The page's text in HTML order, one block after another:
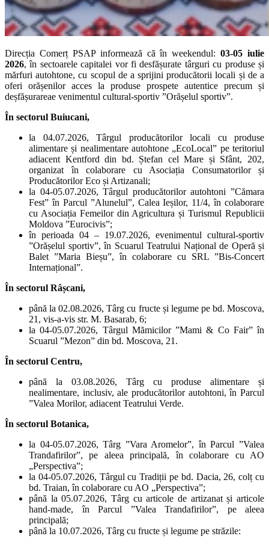
Direcția Comerț PSAP informează că în weekendul:03-05 iulie
2026, în sectoarele capitalei vor fi desfășurate târguri cu produse și
mărfuri autohtone, cu scopul de a sprijini producătorii locali și de a
oferi orășenilor acces la produse prospete autentice precum și
deșfășurareae venimentul cultural-sportiv ”Orășelul sportiv”.
În sectorul Buiucani,
la 04.07.2026, Târgul producătorilor locali cu produse
alimentare și nealimentare autohtone „EcoLocal” pe teritoriul
adiacent Kentford din bd. Ștefan cel Mare și Sfânt, 202,
organizat în colaborare cu Asociația Consumatorilor și
Producătorilor Eco și Artizanali;
la 04-05.07.2026, Târgul producătorilor autohtoni ”Cămara
Fest” în Parcul ”Alunelul”, Calea Ieșilor, 11/4, în colaborare
cu Asociația Femeilor din Agricultura și Turismul Republicii
Moldova ”Eurocivis”;
în perioada 04 – 19.07.2026, evenimentul cultural-sportiv
”Orășelul sportiv”, în Scuarul Teatrului Național de Operă și
Balet ”Maria Bieșu”, în colaborare cu SRL ”Bis-Concert
Internațional”.
În sectorul Râșcani,
până la 02.08.2026, Târg cu fructe și legume pe bd. Moscova,
21, vis-a-vis str. M. Basarab, 6;
la 04-05.07.2026, Târgul Mămicilor ”Mami & Co Fair” în
Scuarul ”Mezon” din bd. Moscova, 21.
În sectorul Centru,
până la 03.08.2026, Târg cu produse alimentare și
nealimentare, inclusiv, ale producătorilor autohtoni, în Parcul
”Valea Morilor, adiacent Teatrului Verde.
În sectorul Botanica,
la 04-05.07.2026, Târg ”Vara Aromelor”, în Parcul ”Valea
Trandafirilor”, pe aleea principală, în colaborare cu AO
„Perspectiva”;
la 04-05.07.2026, Târgul cu Tradiții pe bd. Dacia, 26, colț cu
bd. Traian, în colaborare cu AO „Perspectiva”;
până la 05.07.2026, Târg cu articole de artizanat și articole
hand-made, în Parcul ”Valea Trandafirilor”, pe aleea
principală;
până la 10.07.2026, Târg cu fructe și legume pe străzile: